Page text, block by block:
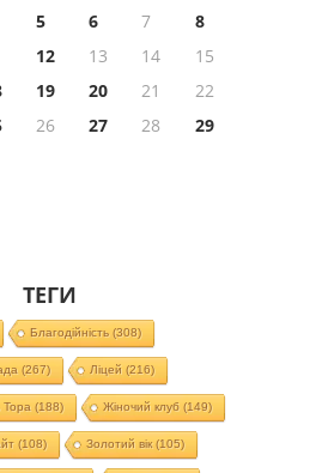
5 6 7
8
12 13 14
15
19 20 21
22
26 27 28
29
ТЕГИ
Благодійність(308)
(267) Ліцей (216)
Тора (188) Жіночий клуб (149)
(108) Золотий вік(105)